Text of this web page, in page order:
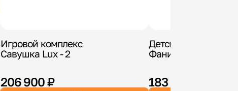
Игровой комплекс
Савушка Lux - 2
206 900 ₽
Детская площадка
Фани Грайд +
183 900 ₽